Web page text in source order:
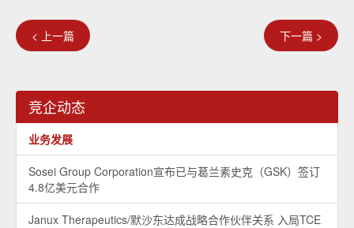
< 上一篇 下一篇 >
竞企动态
业务发展
Sosei Group Corporation宣布已与葛兰素史克（GSK）签订
4.8亿美元合作
Janux Therapeutics/默沙东达成战略合作伙伴关系 入局TCE